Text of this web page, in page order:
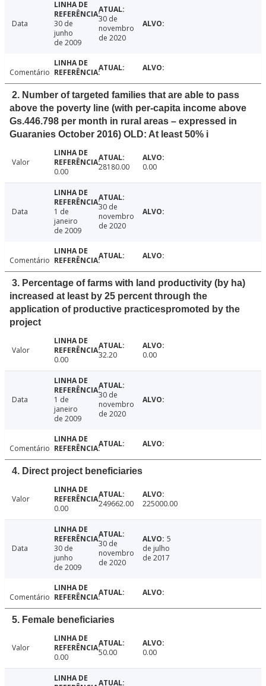
Data
30 de
junho
de 2009
30 de
novembro
de 2020
Comentário
2. Number of targeted families that are able to pass
above the poverty line (with per-capita income above
Gs.446.798 per month in rural areas – expressed in
Guaranies October 2016) OLD: At least 50% i
Valor
0.00
28180.00 0.00
Data
1 de
janeiro
de 2009
30 de
novembro
de 2020
Comentário
3. Percentage of farms with land productivity (by ha)
increased at least by 25 percent through the
application of productive practicespromoted by the
project
Valor
0.00
32.20 0.00
Data
1 de
janeiro
de 2009
30 de
novembro
de 2020
Comentário
4. Direct project beneficiaries
Valor
0.00
249662.00 225000.00
Data
30 de
junho
de 2009
30 de
novembro
de 2020
5
de julho
de 2017
Comentário
5. Female beneficiaries
Valor
0.00
50.00 0.00